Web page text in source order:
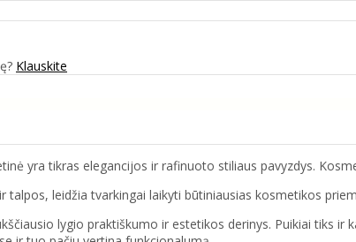
Klauskite
yra tikras elegancijos ir rafinuoto stiliaus pavyzdys.
talpos, leidžia tvarkingai laikyti būtiniausias kosmetikos
lygio praktiškumo ir estetikos derinys. Puikiai tiks ir